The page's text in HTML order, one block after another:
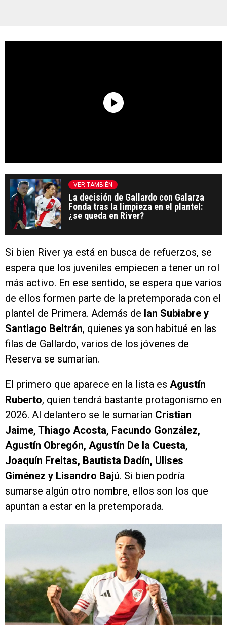
VER TAMBIÉN
La decisión de Gallardo con Galarza
Fonda tras la limpieza en el plantel:
¿se queda en River?
Si bien River ya está en busca de refuerzos, se
espera que los juveniles empiecen a tener un rol
más activo. En ese sentido, se espera que varios
de ellos formen parte de la pretemporada con el
plantel de Primera. Además de Ian Subiabre y
Santiago Beltrán, quienes ya son habitué en las
filas de Gallardo, varios de los jóvenes de
Reserva se sumarían.
El primero que aparece en la lista es Agustín
Ruberto, quien tendrá bastante protagonismo en
2026. Al delantero se le sumarían Cristian
Jaime, Thiago Acosta, Facundo González,
Agustín Obregón, Agustín De la Cuesta,
Joaquín Freitas, Bautista Dadín, Ulises
Giménez y Lisandro Bajú. Si bien podría
sumarse algún otro nombre, ellos son los que
apuntan a estar en la pretemporada.